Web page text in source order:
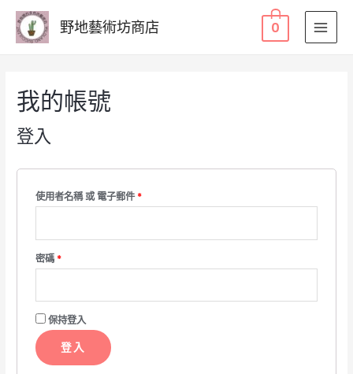
野地藝術坊商店 0
我的帳號
登入
使用者名稱 或 電子郵件*必
密碼 *必
保持登入
登入